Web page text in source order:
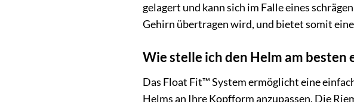
gelagert und kann sich im Falle eines
Gehirn übertragen wird, und bietet somit
Wie stelle ich den Helm am besten
Das Float Fit™ System ermöglicht eine
Helms an Ihre Kopfform anzupassen. Die